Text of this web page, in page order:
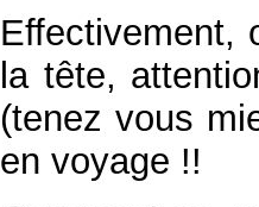
Effectivement,
la tête,
(tenez vous
en voyage !!